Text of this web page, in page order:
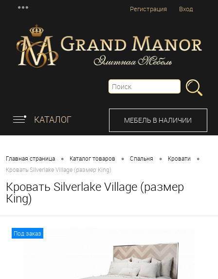
Вход
Регистрация
КАТАЛОГ МЕБЕЛЬ В НАЛИЧИИ
Главная страница • Каталог товаров • Спальня • Кровати •
Кровать Silverlake Village (размер King)
Кровать Silverlake Village (размер
King)
Под заказ